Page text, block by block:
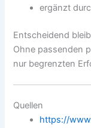
ergänzt
Entscheidend
Ohne passenden
nur begrenzten
Quellen
https://